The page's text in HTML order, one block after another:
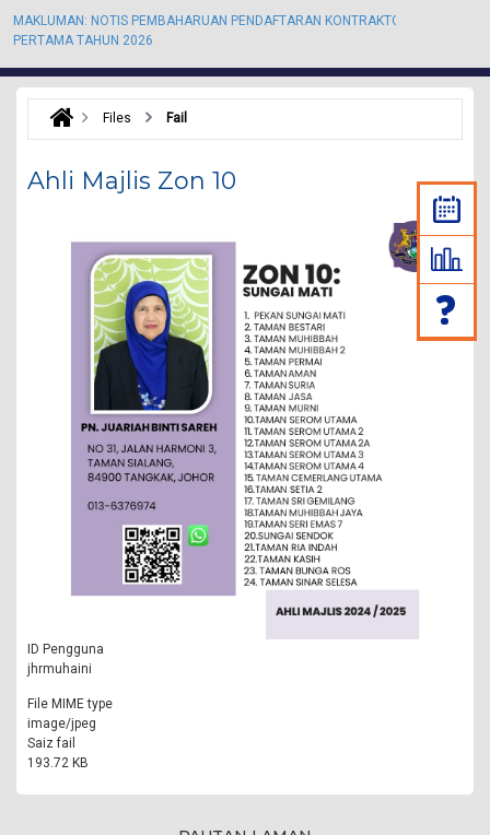
MAKLUMAN: NOTIS PEMBAHARUAN PENDAFTARAN KONTRAKTOR KALI
PERTAMA TAHUN 2026
Files Fail
Ahli Majlis Zon 10
ID Pengguna
jhrmuhaini
File MIME type
image/jpeg
Saiz fail
193.72 KB